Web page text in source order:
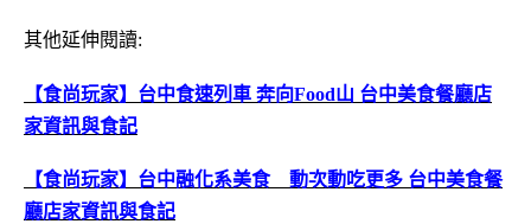
其他延伸閱讀:
【食尚玩家】台中食速列車 奔向Food山 台中美食餐廳店
家資訊與食記
【食尚玩家】台中融化系美食 動次動吃更多 台中美食餐
廳店家資訊與食記